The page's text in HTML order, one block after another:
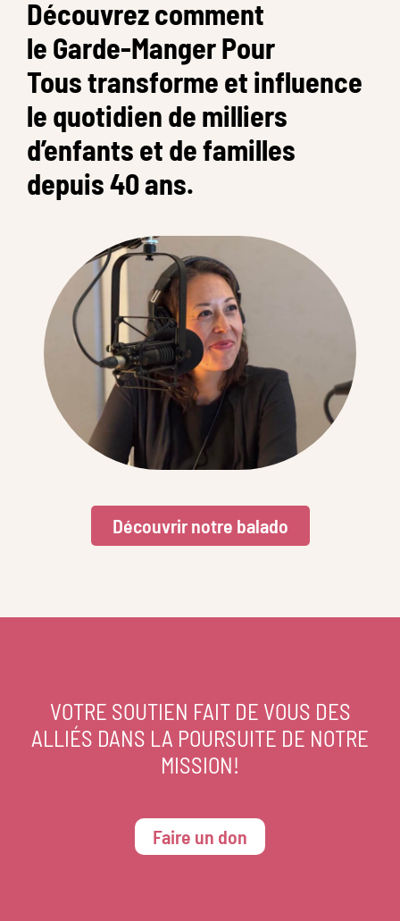
Découvrez comment
le Garde-Manger Pour
Tous transforme et influence
le quotidien de milliers
d’enfants et de familles
depuis 40 ans.
Découvrir notre balado
VOTRE SOUTIEN FAIT DE VOUS DES
ALLIÉS DANS LA POURSUITE DE NOTRE
MISSION!
Faire un don